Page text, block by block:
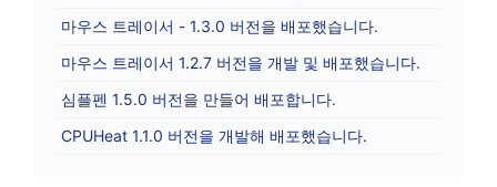
마우스 트레이서 - 1.3.0 버전을 배포했습니다.
마우스 트레이서 1.2.7 버전을 개발 및 배포했습니다.
심플펜 1.5.0 버전을 만들어 배포합니다.
CPUHeat 1.1.0 버전을 개발해 배포했습니다.